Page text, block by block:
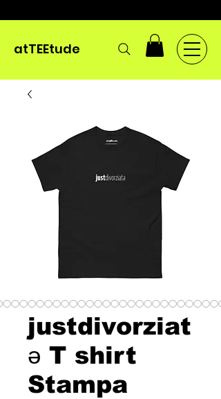
atTEEtude
justdivorziat
ə T shirt
Stampa